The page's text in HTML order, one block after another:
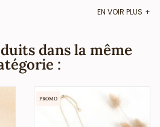
et de la beauté, vous annonce
(conformément aux lois
EN VOIR PLUS
dans la même
:
PROMO